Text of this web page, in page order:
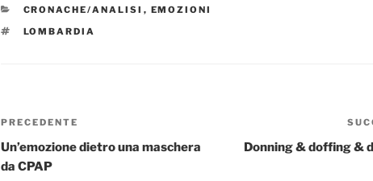
CATEGORIE
CRONACHE/ANALISI , EMOZIONI
TAG
LOMBARDIA
Navigazione
articoli
Articolo
precedente:
PRECEDENTE
Un’emozione dietro una maschera
da CPAP
Donning & doffing &